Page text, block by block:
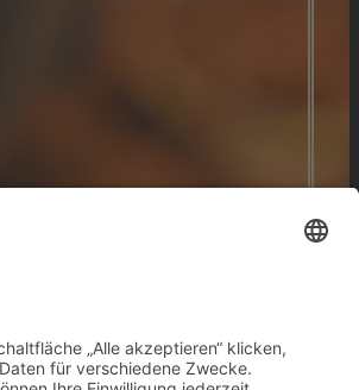
Datenschutzerklärung